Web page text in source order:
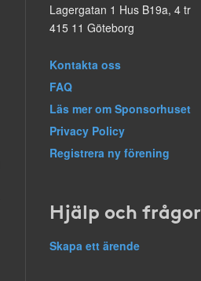
Lagergatan 1 Hus B19a, 4 tr
415 11 Göteborg
Kontakta oss
FAQ
Läs mer om Sponsorhuset
Privacy Policy
Registrera ny förening
Hjälp och frågor
Skapa ett ärende